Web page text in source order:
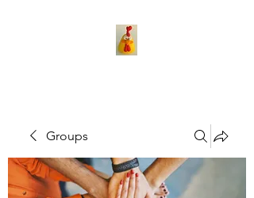
Groups